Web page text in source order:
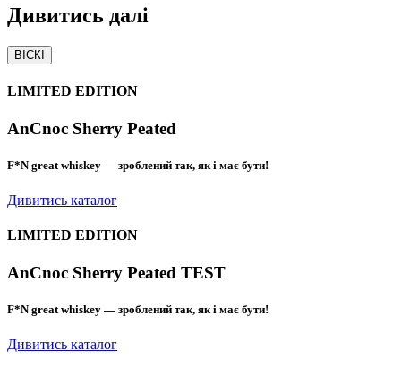
Дивитись далі
ВІСКІ
LIMITED EDITION
AnCnoc Sherry Peated
F*N great whiskey — зроблений так, як і має бути!
Дивитись каталог
LIMITED EDITION
AnCnoc Sherry Peated TEST
F*N great whiskey — зроблений так, як і має бути!
Дивитись каталог